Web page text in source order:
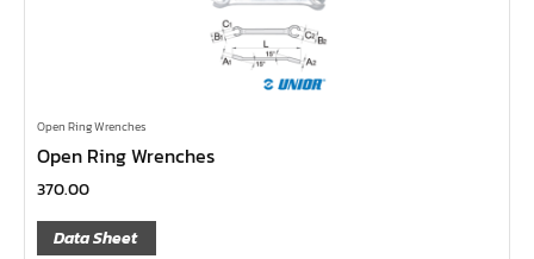
เครื่องมือก่อสร้าง
ลูกบ๊อกซ์ลม
ลูกบ๊อกซ์
กล่องเครื่องมือ
Open Ring Wrenches
Open Ring Wrenches
370.00
Data Sheet